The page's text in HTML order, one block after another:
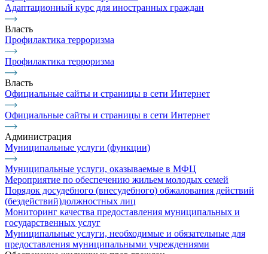
Адаптационный курс для иностранных граждан
Власть
Профилактика терроризма
Профилактика терроризма
Власть
Официальные сайты и страницы в сети Интернет
Официальные сайты и страницы в сети Интернет
Администрация
Муниципальные услуги (функции)
Муниципальные услуги, оказываемые в МФЦ
Мероприятие по обеспечению жильем молодых семей
Порядок досудебного (внесудебного) обжалования действий
(бездействий)должностных лиц
Мониторинг качества предоставления муниципальных и
государственных услуг
Муниципальные услуги, необходимые и обязательные для
предоставления муниципальными учреждениями